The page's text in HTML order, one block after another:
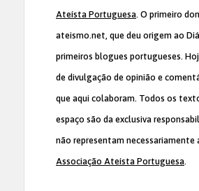
Ateísta Portuguesa. O primeiro
ateismo.net, que deu origem ao
primeiros blogues portugueses.
de divulgação de opinião e
que aqui colaboram. Todos os
espaço são da exclusiva
não representam necessariamente
Associação Ateísta Portuguesa.